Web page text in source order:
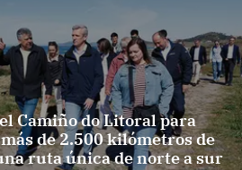
Camiño do Litoral para
de 2.500 kilómetros de
ruta única de norte a sur